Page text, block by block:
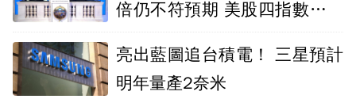
倍仍不符預期 美股四指數全收
亮出藍圖追台積電！ 三星預計
明年量產2奈米